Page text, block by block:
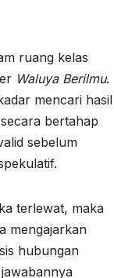
ruang kelas
Waluya Berilmu.
mencari hasil
bertahap
sebelum
terlewat, maka
mengajarkan
hubungan